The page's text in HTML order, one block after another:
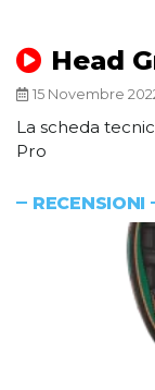
Head
15 Novembre
La scheda
Pro
RECENSIONI